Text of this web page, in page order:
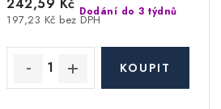
Dodání do 3 týdnů
197,23 Kč bez DPH